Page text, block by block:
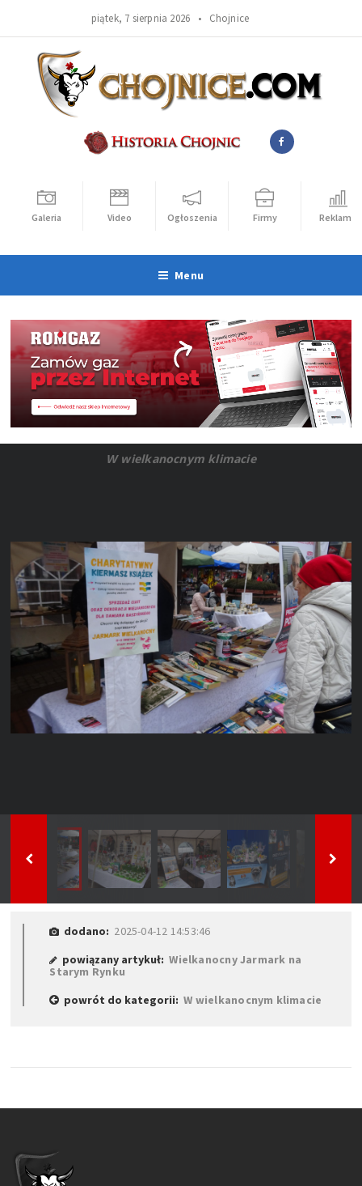
piątek, 7 sierpnia 2026 • Chojnice
Galeria Video Ogłoszenia Firmy Reklama
Menu
W wielkanocnym klimacie
dodano: 2025-04-12 14:53:46
powiązany artykuł:Wielkanocny Jarmark na
Starym Rynku
powrót do kategorii:W wielkanocnym klimacie